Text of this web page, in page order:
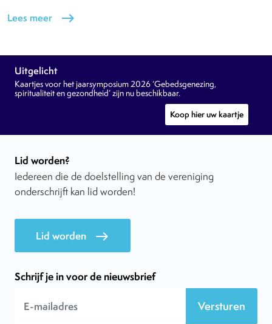
Lees meer east
Uitgelicht
Kaartjes voor het jaarsymposium 2026 ‘Gebedsgenezing,
spiritualiteit en gezondheid’ zijn nu beschikbaar.
Koop hier uw kaartje
Lid worden?
Iedereen die de doelstelling van de vereniging
onderschrijft kan lid worden!
Lid worden east
Schrijf je in voor de nieuwsbrief
Versturen